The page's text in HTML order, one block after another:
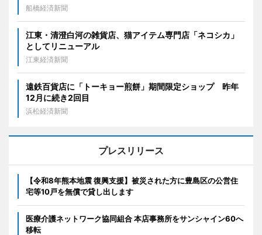
船橋経済新聞
江東・清澄白河の雑貨店、猫アイテム専門店「ネコシカ」
としてリニューアル
江東経済新聞
遠鉄百貨店に「トーキョー煎餅」期間限定ショップ 昨年
12月に続き2回目
浜松経済新聞
プレスリリース
【令和8年熊本地震 復興支援】被災された方に豊島区の公営住
宅等10戸を無償で貸し出します
医療介護ネットワーク協同組合 本店事務所をサンシャイン60へ
移転